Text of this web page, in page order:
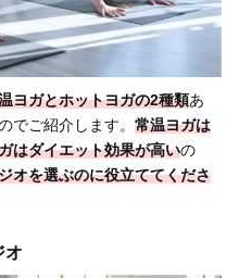
ヨガとホットヨガの2種類あ
でご紹介します。 常温ヨガは
はダイエット効果が高いの
オを選ぶのに役立ててくださ
オ